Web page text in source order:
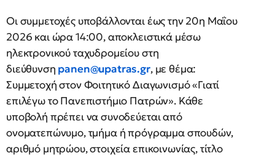
Οι συμμετοχές υποβάλλονται έως την 20η Μαΐου
2026 και ώρα 14:00, αποκλειστικά μέσω
ηλεκτρονικού ταχυδρομείου στη
διεύθυνση panen@upatras.gr, με θέμα:
Συμμετοχή στον Φοιτητικό Διαγωνισμό «Γιατί
επιλέγω το Πανεπιστήμιο Πατρών». Κάθε
υποβολή πρέπει να συνοδεύεται από
ονοματεπώνυμο, τμήμα ή πρόγραμμα σπουδών,
αριθμό μητρώου, στοιχεία επικοινωνίας, τίτλο